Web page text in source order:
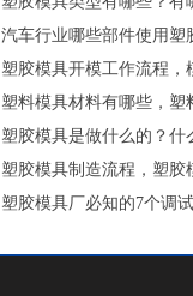
汽车行业哪些部件使用塑
塑胶模具开模工作流程，
塑料模具材料有哪些，塑
塑胶模具是做什么的？什
塑胶模具制造流程，塑胶
塑胶模具厂必知的7个调